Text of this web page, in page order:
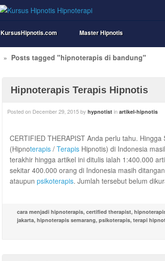
KursusHipnotis.com Master Hipnotis
» Posts tagged "hipnoterapis di bandung"
Hipnoterapis Terapis Hipnotis
Posted on December 29, 2015 by hypnotist in artikel-hipnotis
CERTIFIED THERAPIST Anda perlu tahu.
(Hipnoterapis/ TerapisHipnotis) di Indonesia
terakhir hingga artikel ini ditulis ialah 1:400.000
sekitar 400.000 orang di Indonesia masih
ataupun psikoterapis. Jumlah tersebut belum
cara menjadi hipnoterapis, certified therapist,
jakarta, hipnoterapis semarang, psikoterapis, terapi